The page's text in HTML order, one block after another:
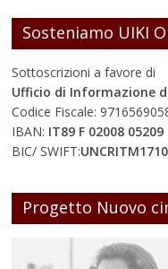
Sosteniamo UIKI
Sottoscrizioni a favore di
Ufficio di Informazione
Codice Fiscale:
IBAN: IT89 F 02008
BIC/ SWIFT:UNCRITM1710
Progetto Nuovo